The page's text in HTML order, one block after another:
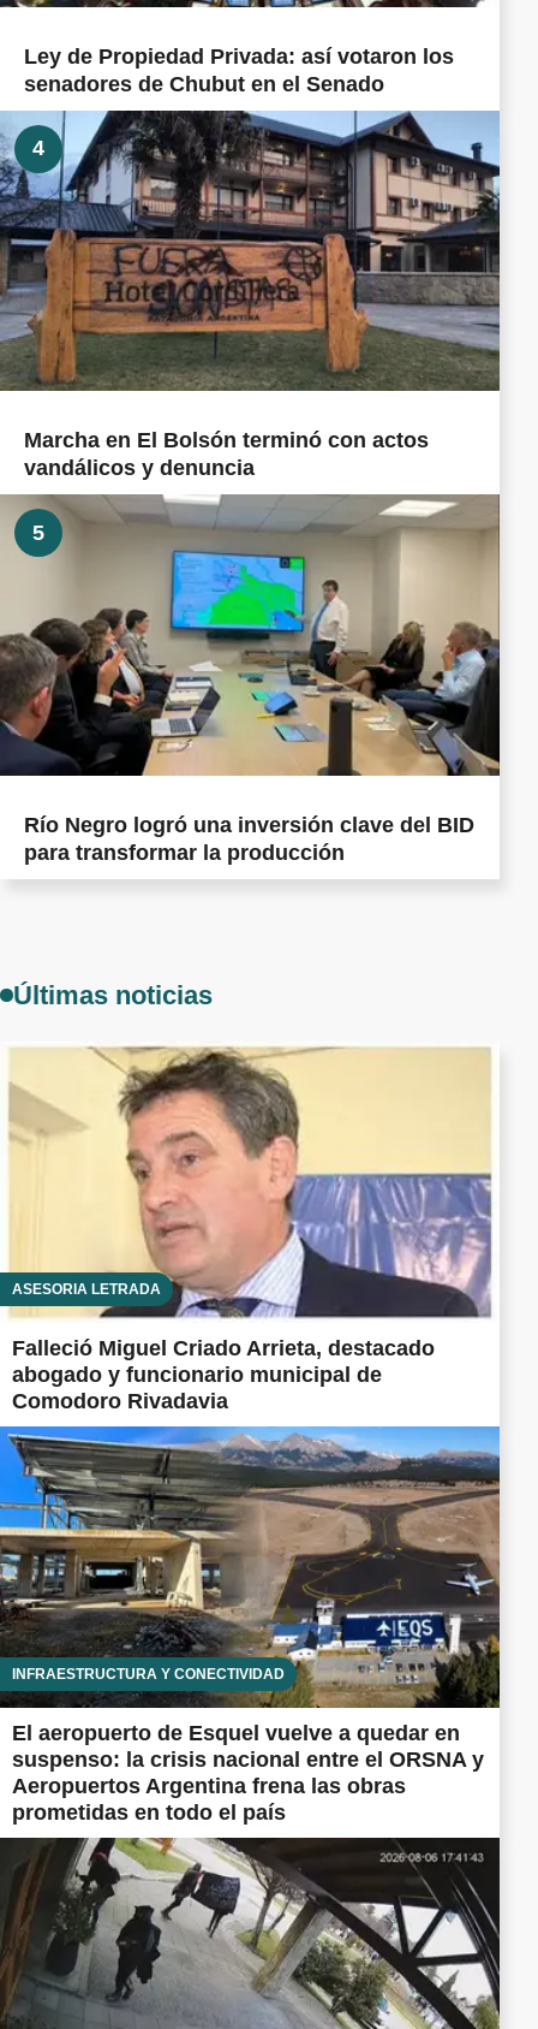
Ley de Propiedad Privada: así votaron los
senadores de Chubut en el Senado
4
Marcha en El Bolsón terminó con actos
vandálicos y denuncia
5
Río Negro logró una inversión clave del BID
para transformar la producción
Últimas noticias
ASESORÍA LETRADA
Falleció Miguel Criado Arrieta, destacado
abogado y funcionario municipal de
Comodoro Rivadavia
INFRAESTRUCTURA Y CONECTIVIDAD
El aeropuerto de Esquel vuelve a quedar en
suspenso: la crisis nacional entre el ORSNA y
Aeropuertos Argentina frena las obras
prometidas en todo el país